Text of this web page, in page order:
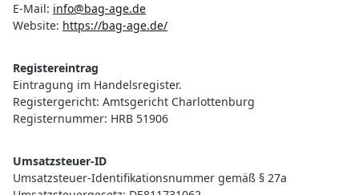
E-Mail: info@bag-age.de
Website: https://bag-age.de/
Registereintrag
Eintragung im Handelsregister.
Registergericht: Amtsgericht Charlottenburg
Registernummer: HRB 51906
Umsatzsteuer-ID
Umsatzsteuer-Identifikationsnummer gemäß § 27a